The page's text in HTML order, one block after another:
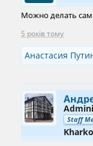
Можно делать
5 років тому
Анастасия
Staff